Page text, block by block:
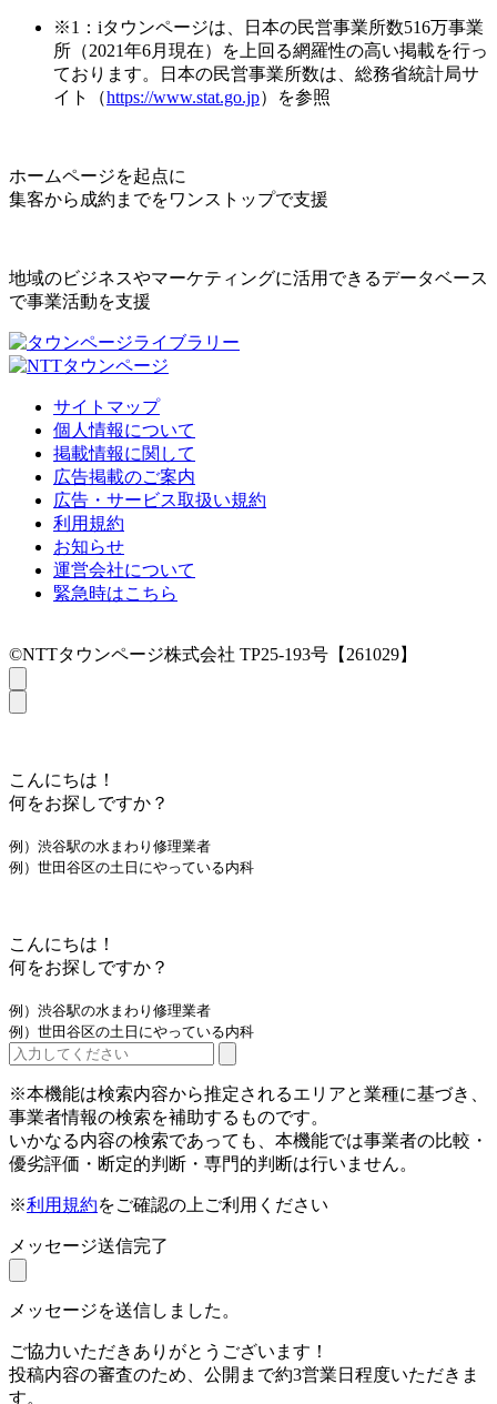
※1：iタウンページは、日本の民営事業所数516万事業
所（2021年6月現在）を上回る網羅性の高い掲載を行っ
ております。日本の民営事業所数は、総務省統計局サ
イト（https://www.stat.go.jp）を参照
ホームページを起点に
集客から成約までをワンストップで支援
地域のビジネスやマーケティングに活用できるデータベース
で事業活動を支援
サイトマップ
個人情報について
掲載情報に関して
広告掲載のご案内
広告・サービス取扱い規約
利用規約
お知らせ
運営会社について
緊急時はこちら
©NTTタウンページ株式会社 TP25-193号【261029】
こんにちは！
何をお探しですか？
例）渋谷駅の水まわり修理業者
例）世田谷区の土日にやっている内科
こんにちは！
何をお探しですか？
例）渋谷駅の水まわり修理業者
例）世田谷区の土日にやっている内科
※本機能は検索内容から推定されるエリアと業種に基づき、
事業者情報の検索を補助するものです。
いかなる内容の検索であっても、本機能では事業者の比較・
優劣評価・断定的判断・専門的判断は行いません。
※利用規約をご確認の上ご利用ください
メッセージ送信完了
メッセージを送信しました。
ご協力いただきありがとうございます！
投稿内容の審査のため、公開まで約3営業日程度いただきま
す。